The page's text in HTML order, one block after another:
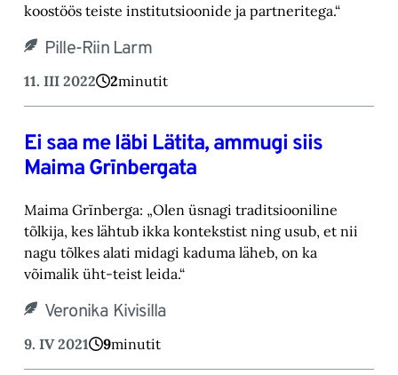
koostöös teiste institutsioonide ja partneritega.“
Pille-Riin Larm
11. III 2022 2minutit
Ei saa me läbi Lätita, ammugi siis
Maima Grīnbergata
Maima Grīnberga: „Olen üsnagi traditsiooniline
tõlkija, kes lähtub ikka kontekstist ning usub, et nii
nagu tõlkes alati midagi kaduma läheb, on ka
võimalik üht-teist leida.“
Veronika Kivisilla
9. IV 2021 9minutit